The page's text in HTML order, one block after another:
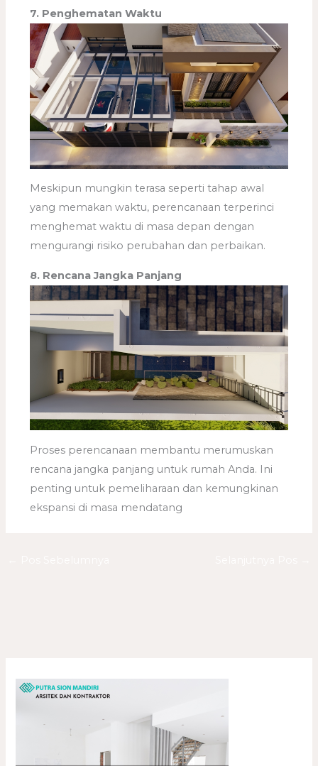
7. Penghematan Waktu
Meskipun mungkin terasa seperti tahap awal
yang memakan waktu, perencanaan terperinci
menghemat waktu di masa depan dengan
mengurangi risiko perubahan dan perbaikan.
8. Rencana Jangka Panjang
Proses perencanaan membantu merumuskan
rencana jangka panjang untuk rumah Anda. Ini
penting untuk pemeliharaan dan kemungkinan
ekspansi di masa mendatang